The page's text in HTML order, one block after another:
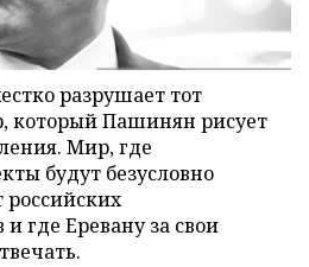
разрушает тот
который Пашинян рисует
Мир, где
будут безусловно
российских
где Еревану за свои